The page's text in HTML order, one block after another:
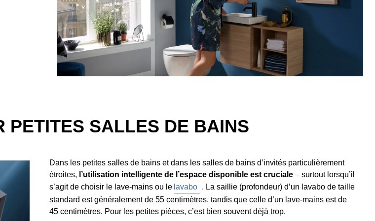
PETITES SALLES DE BAINS
Dans les petites salles de bains et dans les salles de bains d’invités particulièrement
étroites, l’utilisation intelligente de l’espace disponible est cruciale – surtout lorsqu’il
s’agit de choisir le lave-mains ou le lavabo . La saillie (profondeur) d’un lavabo de taille
standard est généralement de 55 centimètres, tandis que celle d’un lave-mains est de
45 centimètres. Pour les petites pièces, c’est bien souvent déjà trop.